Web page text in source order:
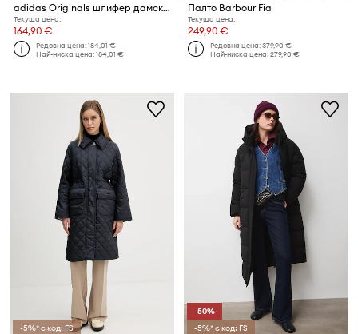
adidas Originals шлифер дамски
Текуща цена:
164,90 €
Редовна цена:184,01 €
Най-ниска цена:184,01 €
Палто Barbour Fia
Текуща цена:
249,90 €
Редовна цена:379,90 €
Най-ниска цена:279,90 €
-5%* с код: FS
-50%
-5%* с код: FS